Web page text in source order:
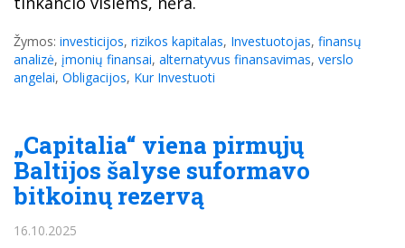
Žymos: investicijos, rizikos kapitalas, Investuotojas, finansų
analizė, įmonių finansai, alternatyvus finansavimas, verslo
angelai, Obligacijos, Kur Investuoti
„Capitalia“ viena pirmųjų
Baltijos šalyse suformavo
bitkoinų rezervą
16.10.2025